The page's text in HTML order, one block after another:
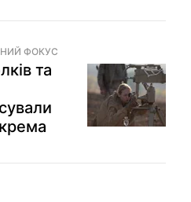
ФОКУС
та